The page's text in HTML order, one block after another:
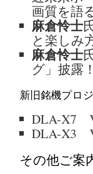
画質を語
麻倉怜士
と楽しみ
麻倉怜士
グ」披露！
新旧銘機プロ
DLA-X7
DLA-X3
その他ご案